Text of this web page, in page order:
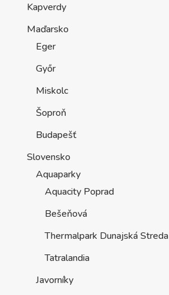
Kapverdy
Maďarsko
Eger
Győr
Miskolc
Šoproň
Budapešť
Slovensko
Aquaparky
Aquacity Poprad
Bešeňová
Thermalpark Dunajská Streda
Tatralandia
Javorníky